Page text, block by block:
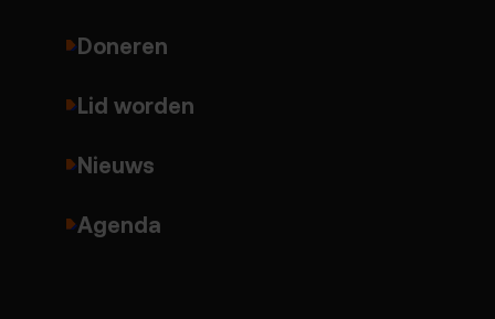
Doneren
Lid worden
Nieuws
Agenda